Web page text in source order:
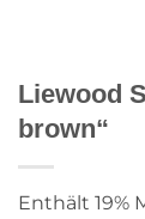
Liewood
brown“
Enthält 19%